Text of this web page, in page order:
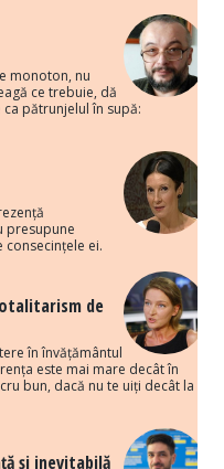
monoton, nu
ce trebuie, dă
pătrunjelul în supă:
presupune
ei.
de
în învățământul
este mai mare decât în
bun, dacă nu te uiți decât la
și inevitabilă